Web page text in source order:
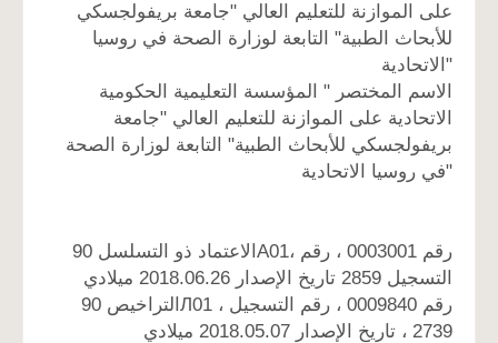
على الموازنة للتعليم العالي "جامعة بريفولجسكي
للأبحاث الطبية" التابعة لوزارة الصحة في روسيا
الاتحادية"
الاسم المختصر " المؤسسة التعليمية الحكومية
الاتحادية على الموازنة للتعليم العالي "جامعة
بريفولجسكي للأبحاث الطبية" التابعة لوزارة الصحة
في روسيا الاتحادية"
الاعتماد ذو التسلسل 90А01، رقم 0003001 ، رقم
التسجيل 2859 تاريخ الإصدار 2018.06.26 ميلادي
التراخيص 90Л01 ، رقم 0009840 ، رقم التسجيل
2739 ، تاريخ الإصدار 2018.05.07 ميلادي